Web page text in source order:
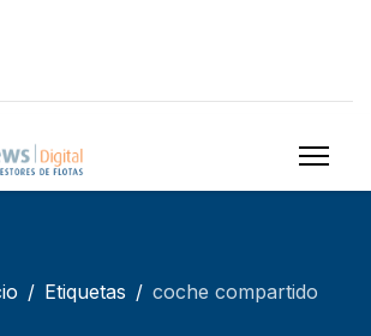
Etiquetas coche compartido